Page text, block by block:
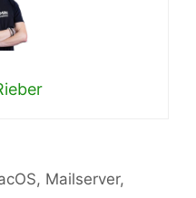
, Mailserver,